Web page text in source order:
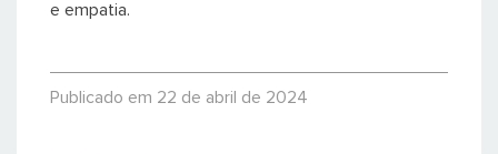
e empatia.
Publicado em 22 de abril de 2024